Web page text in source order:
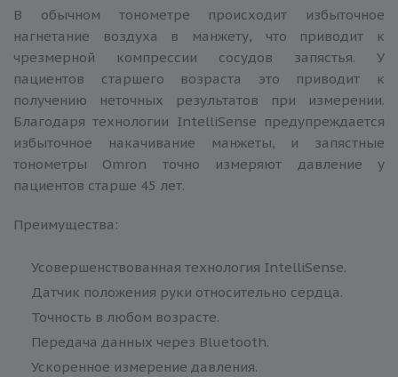
В обычном тонометре происходит избыточное
нагнетание воздуха в манжету, что приводит к
чрезмерной компрессии сосудов запястья. У
пациентов старшего возраста это приводит к
получению неточных результатов при измерении.
Благодаря технологии IntelliSense предупреждается
избыточное накачивание манжеты, и запястные
тонометры Omron точно измеряют давление у
пациентов старше 45 лет.
Преимущества:
Усовершенствованная технология IntelliSense.
Датчик положения руки относительно сердца.
Точность в любом возрасте.
Передача данных через Bluetooth.
Ускоренное измерение давления.